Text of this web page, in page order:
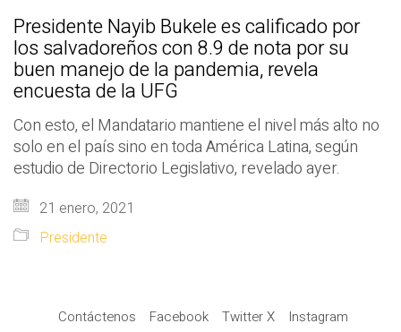
Presidente Nayib Bukele es calificado por
los salvadoreños con 8.9 de nota por su
buen manejo de la pandemia, revela
encuesta de la UFG
Con esto, el Mandatario mantiene el nivel más alto no
solo en el país sino en toda América Latina, según
estudio de Directorio Legislativo, revelado ayer.
21 enero, 2021
Presidente
Contáctenos Facebook Twitter X Instagram